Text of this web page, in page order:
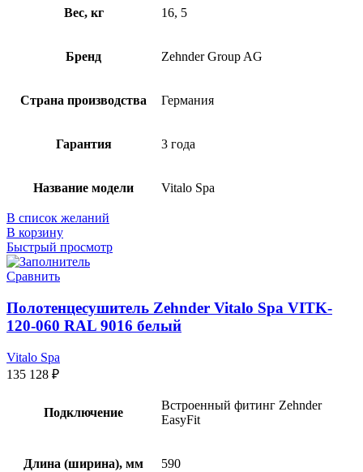
Вес, кг 16, 5
Бренд Zehnder Group AG
Страна производства Германия
Гарантия 3 года
Название модели Vitalo Spa
В список желаний
В корзину
Быстрый просмотр
Сравнить
Полотенцесушитель Zehnder Vitalo Spa VITK-
120-060 RAL 9016 белый
Vitalo Spa
135 128 ₽
Подключение
Встроенный фитинг Zehnder
EasyFit
Длина (ширина), мм 590